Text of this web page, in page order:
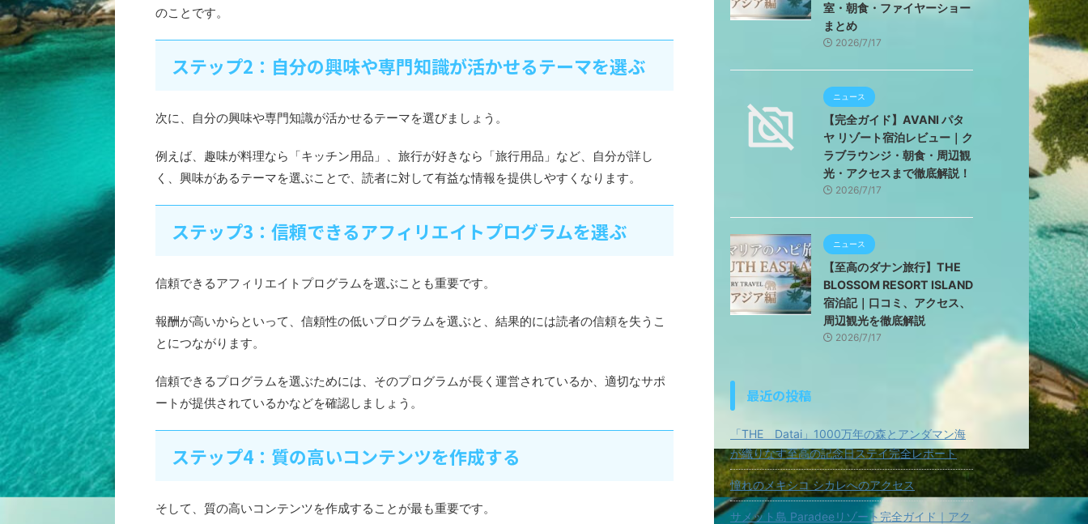
のことです。
ステップ2：自分の興味や専門知識が活かせるテーマを選ぶ
次に、自分の興味や専門知識が活かせるテーマを選びましょう。
例えば、趣味が料理なら「キッチン用品」、旅行が好きなら「旅行用品」など、自分が詳し
く、興味があるテーマを選ぶことで、読者に対して有益な情報を提供しやすくなります。
ステップ3：信頼できるアフィリエイトプログラムを選ぶ
信頼できるアフィリエイトプログラムを選ぶことも重要です。
報酬が高いからといって、信頼性の低いプログラムを選ぶと、結果的には読者の信頼を失うこ
とにつながります。
信頼できるプログラムを選ぶためには、そのプログラムが長く運営されているか、適切なサポ
ートが提供されているかなどを確認しましょう。
ステップ4：質の高いコンテンツを作成する
そして、質の高いコンテンツを作成することが最も重要です。
室・朝食・ファイヤーショー
まとめ
2026/7/17
ニュース
【完全ガイド】AVANI パタ
ヤ リゾート宿泊レビュー｜ク
ラブラウンジ・朝食・周辺観
光・アクセスまで徹底解説！
2026/7/17
ニュース
【至高のダナン旅行】THE
BLOSSOM RESORT ISLAND
宿泊記｜口コミ、アクセス、
周辺観光を徹底解説
2026/7/17
最近の投稿
「THE Datai」1000万年の森とアンダマン海
が織りなす至高の記念日ステイ完全レポート
憧れのメキシコ シカレへのアクセス
サメット島 Paradeeリゾート完全ガイド｜アク